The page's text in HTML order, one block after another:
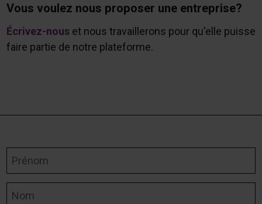
Vous voulez nous proposer une entreprise?
Écrivez-nouset nous travaillerons pour qu'elle puisse
faire partie de notre plateforme.